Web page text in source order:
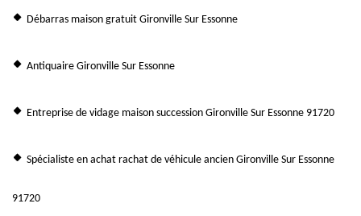
Débarras maison gratuit Gironville Sur Essonne
Antiquaire Gironville Sur Essonne
Entreprise de vidage maison succession Gironville Sur Essonne 91720
Spécialiste en achat rachat de véhicule ancien Gironville Sur Essonne
91720